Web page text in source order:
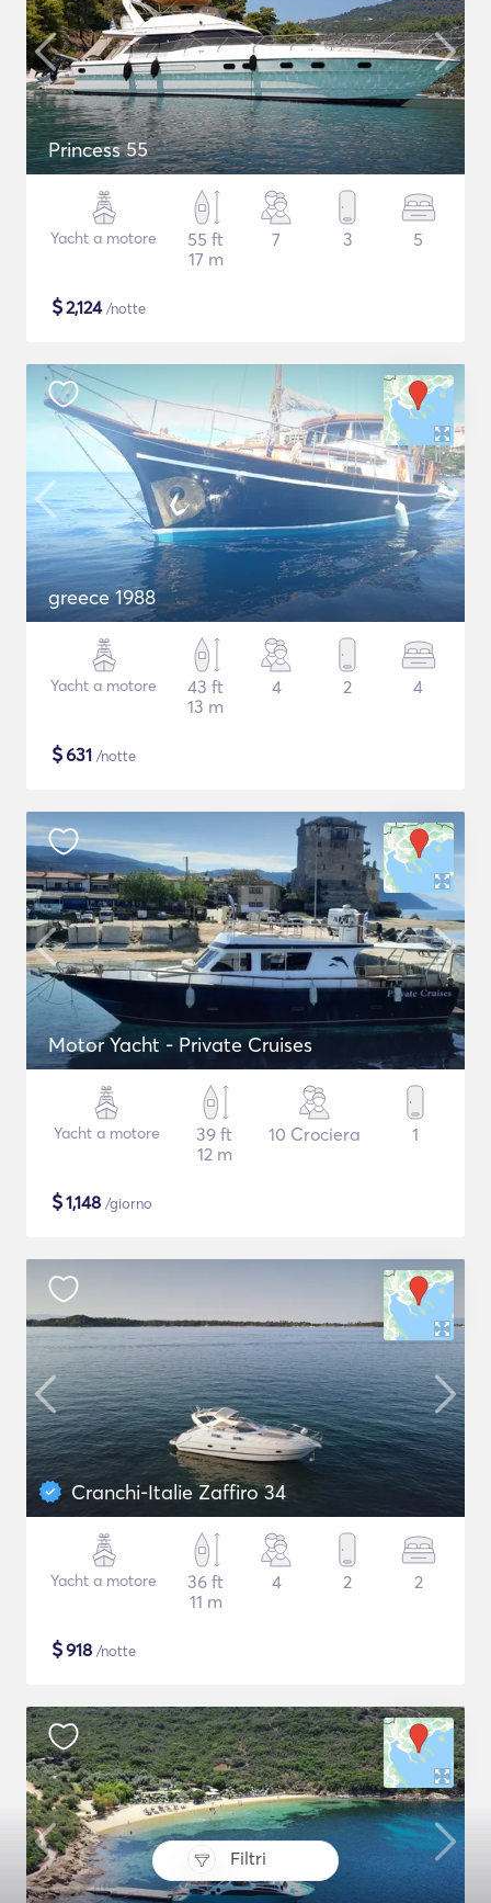
Filtri
Princess 55
Yacht a motore
55 ft
17 m
7 3 5
$2,124/notte
greece 1988
Yacht a motore
43 ft
13 m
4 2 4
$631 /notte
Motor Yacht - Private Cruises
Yacht a motore
39 ft
12 m
10 Crociera 1
$1,148 /giorno
Cranchi-Italie Zaffiro 34
Yacht a motore
36 ft
11 m
4 2 2
$918 /notte